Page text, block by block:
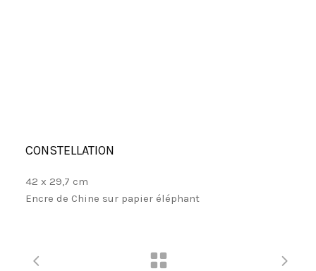
CONSTELLATION
42 x 29,7 cm
Encre de Chine sur papier éléphant